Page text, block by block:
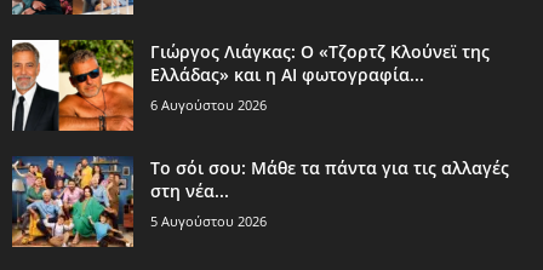
Γιώργος Λιάγκας: Ο «Τζορτζ Κλούνεϊ της
Ελλάδας» και η AI φωτογραφία...
6 Αυγούστου 2026
Το σόι σου: Μάθε τα πάντα για τις αλλαγές
στη νέα...
5 Αυγούστου 2026